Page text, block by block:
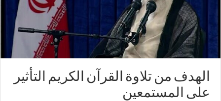
الهدف من تلاوة القرآن الكريم التأثير
على المستمعين